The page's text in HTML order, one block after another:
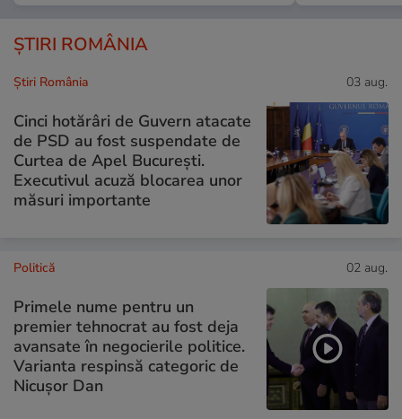
ȘTIRI ROMÂNIA
Știri România 03 aug.
Cinci hotărâri de Guvern atacate
de PSD au fost suspendate de
Curtea de Apel București.
Executivul acuză blocarea unor
măsuri importante
Politică 02 aug.
Primele nume pentru un
premier tehnocrat au fost deja
avansate în negocierile politice.
Varianta respinsă categoric de
Nicușor Dan